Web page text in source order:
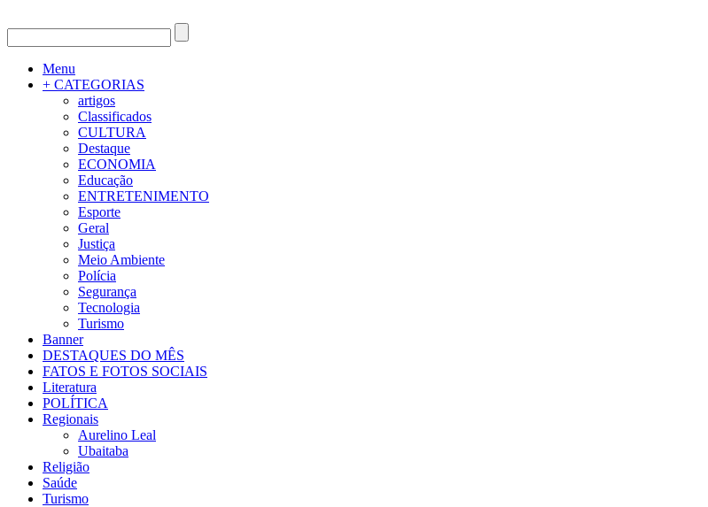
Menu
+ CATEGORIAS
artigos
Classificados
CULTURA
Destaque
ECONOMIA
Educação
ENTRETENIMENTO
Esporte
Geral
Justiça
Meio Ambiente
Polícia
Segurança
Tecnologia
Turismo
Banner
DESTAQUES DO MÊS
FATOS E FOTOS SOCIAIS
Literatura
POLÍTICA
Regionais
Aurelino Leal
Ubaitaba
Religião
Saúde
Turismo